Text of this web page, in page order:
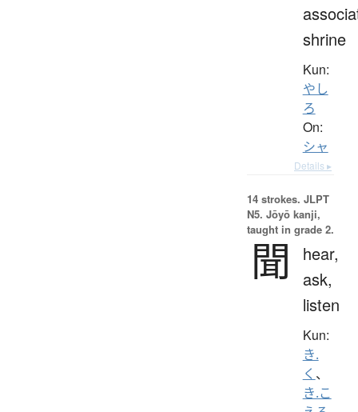
shrine
Kun:
やし
ろ
On:
シャ
Details ▸
14 strokes. JLPT
N5. Jōyō kanji,
taught in grade 2.
聞
hear,
ask,
listen
Kun:
き.
く 、
き.こ